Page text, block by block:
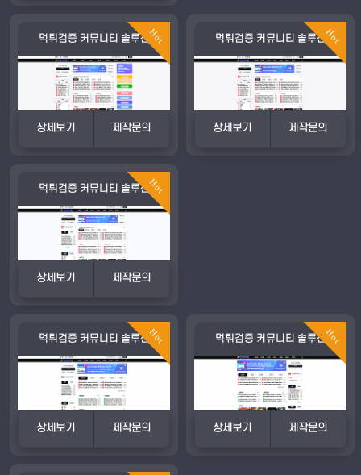
Hot
먹튀검증 커뮤니티 솔루션
상세보기 제작문의
Hot
먹튀검증 커뮤니티 솔루션
상세보기 제작문의
Hot
먹튀검증 커뮤니티 솔루션
상세보기 제작문의
Hot
먹튀검증 커뮤니티 솔루션
상세보기 제작문의
Hot
먹튀검증 커뮤니티 솔루션
상세보기 제작문의